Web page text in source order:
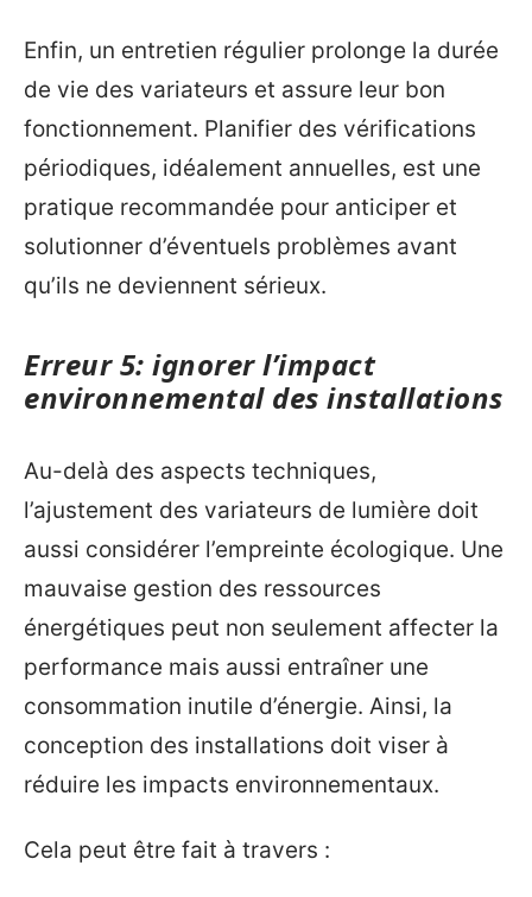
Enfin, un entretien régulier prolonge la durée
de vie des variateurs et assure leur bon
fonctionnement. Planifier des vérifications
périodiques, idéalement annuelles, est une
pratique recommandée pour anticiper et
solutionner d’éventuels problèmes avant
qu’ils ne deviennent sérieux.
Erreur 5: ignorer l’impact
environnemental des installations
Au-delà des aspects techniques,
l’ajustement des variateurs de lumière doit
aussi considérer l’empreinte écologique. Une
mauvaise gestion des ressources
énergétiques peut non seulement affecter la
performance mais aussi entraîner une
consommation inutile d’énergie. Ainsi, la
conception des installations doit viser à
réduire les impacts environnementaux.
Cela peut être fait à travers :